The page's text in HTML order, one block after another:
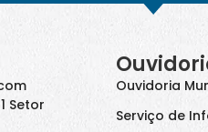
Setor
Ouvidoria
Serviço de